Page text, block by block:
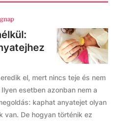
el, mert nincs teje és nem
esetben azonban nem a
kaphat anyatejet olyan
van. De hogyan történik ez